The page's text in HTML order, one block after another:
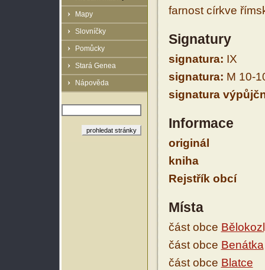
Mapy
Slovníčky
Pomůcky
Stará Genea
Nápověda
farnost církve
Signatury
signatura: IX
signatura: M 10-
signatura
Informace
originál
kniha
Rejstřík obcí
Místa
část obce
část obce Benátka
část obce Blatce